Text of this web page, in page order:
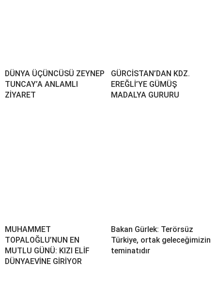
DÜNYA ÜÇÜNCÜSÜ ZEYNEP
TUNCAY’A ANLAMLI
ZİYARET
GÜRCİSTAN’DAN KDZ.
EREĞLİ’YE GÜMÜŞ
MADALYA GURURU
MUHAMMET
TOPALOĞLU’NUN EN
MUTLU GÜNÜ: KIZI ELİF
DÜNYAEVİNE GİRİYOR
Bakan Gürlek: Terörsüz
Türkiye, ortak geleceğimizin
teminatıdır